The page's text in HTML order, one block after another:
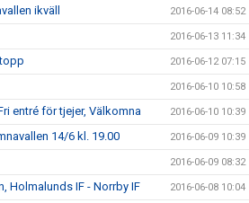
ikväll 2016-06-14 08:52
2016-06-13 11:34
2016-06-12 07:15
2016-06-10 10:58
entré för tjejer, Välkomna 2016-06-10 10:39
14/6 kl. 19.00 2016-06-09 10:39
2016-06-09 08:32
Holmalunds IF - Norrby IF 2016-06-08 10:04